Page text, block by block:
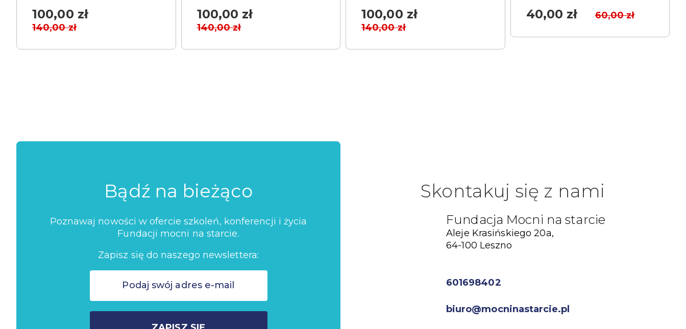
100,00 zł
140,00zł
100,00 zł
140,00zł
100,00 zł
140,00zł
40,00 zł 60,00zł
Bądź na bieżąco
Poznawaj nowości w ofercie szkoleń, konferencji i życia
Fundacji mocni na starcie.
Zapisz się do naszego newslettera:
Skontakuj się z nami
Fundacja Mocni na starcie
Aleje Krasińskiego 20a,
64-100 Leszno
601698402
biuro@mocninastarcie.pl